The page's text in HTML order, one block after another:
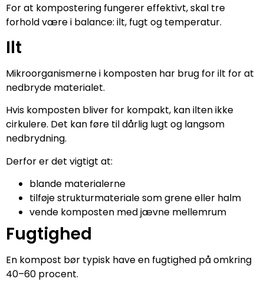
For at kompostering fungerer effektivt, skal tre
forhold være i balance: ilt, fugt og temperatur.
Ilt
Mikroorganismerne i komposten har brug for ilt for at
nedbryde materialet.
Hvis komposten bliver for kompakt, kan ilten ikke
cirkulere. Det kan føre til dårlig lugt og langsom
nedbrydning.
Derfor er det vigtigt at:
blande materialerne
tilføje strukturmateriale som grene eller halm
vende komposten med jævne mellemrum
Fugtighed
En kompost bør typisk have en fugtighed på omkring
40–60 procent.